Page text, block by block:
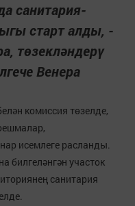
санитария-
старт алды, -
төзекләндерү
Венера
комиссия төзелде,
исемлеге расланды.
билгеләнгән участок
санитария